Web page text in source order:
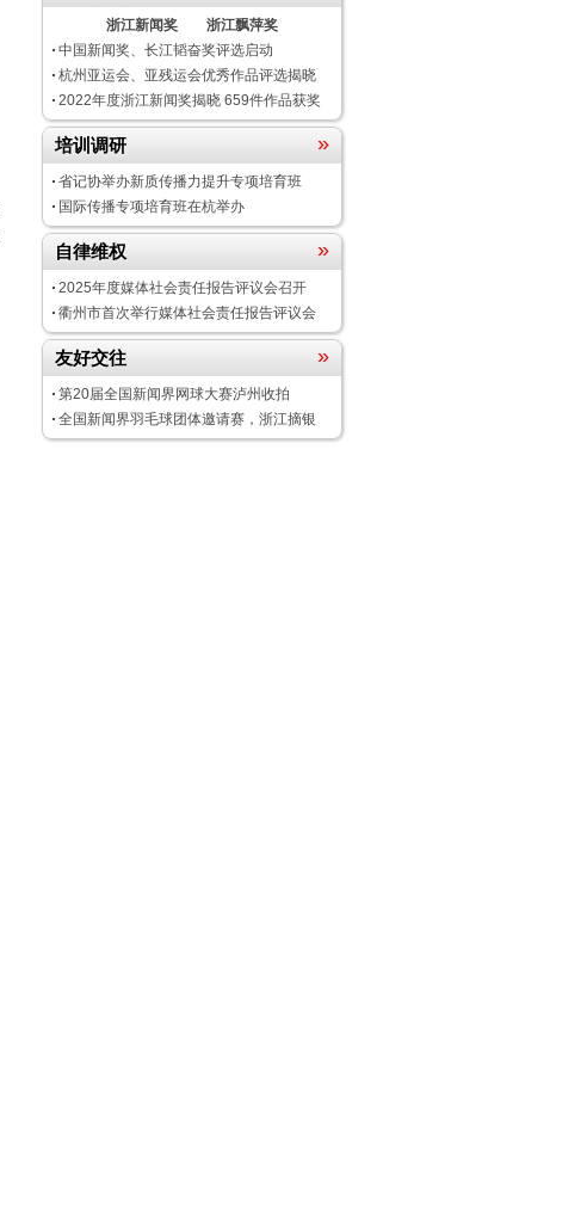
浙江新闻奖
浙江飘萍奖
中国新闻奖、长江韬奋奖评选启动
杭州亚运会、亚残运会优秀作品评选揭晓
2022年度浙江新闻奖揭晓 659件作品获奖
培训调研 »
省记协举办新质传播力提升专项培育班
国际传播专项培育班在杭举办
自律维权 »
2025年度媒体社会责任报告评议会召开
衢州市首次举行媒体社会责任报告评议会
友好交往 »
第20届全国新闻界网球大赛泸州收拍
全国新闻界羽毛球团体邀请赛，浙江摘银